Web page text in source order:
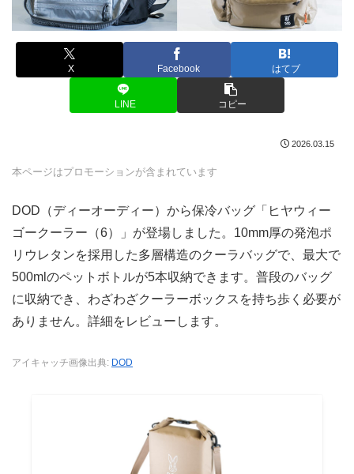
X Facebook はてブ
LINE コピー
2026.03.15
本ページはプロモーションが含まれています
DOD（ディーオーディー）から保冷バッグ「ヒヤウィー
ゴークーラー（6）」が登場しました。10mm厚の発泡ポ
リウレタンを採用した多層構造のクーラバッグで、最大で
500mlのペットボトルが5本収納できます。普段のバッグ
に収納でき、わざわざクーラーボックスを持ち歩く必要が
ありません。詳細をレビューします。
アイキャッチ画像出典: DOD